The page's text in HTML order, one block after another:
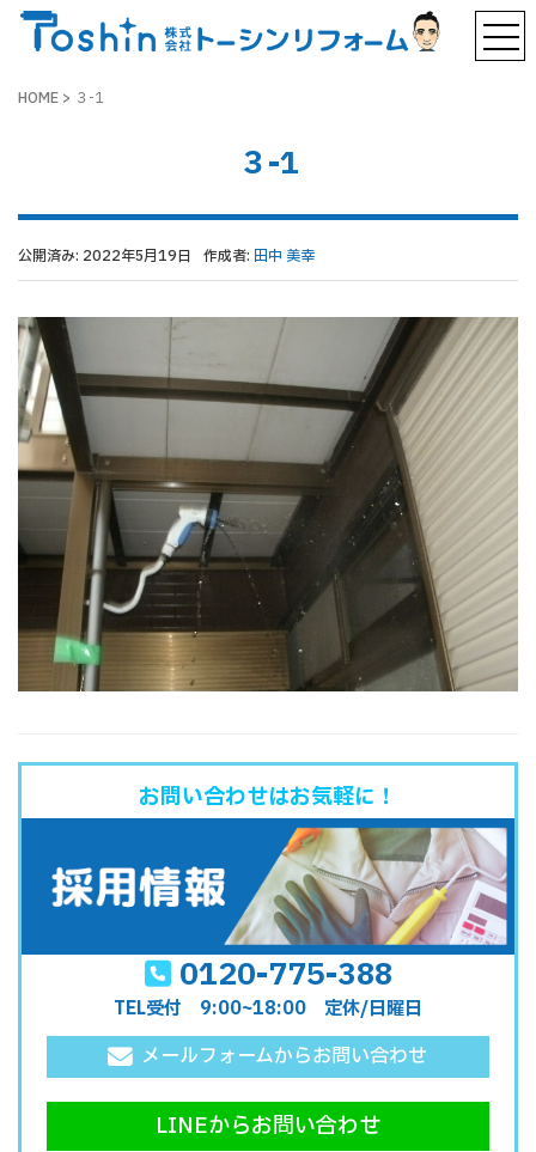
HOME > ３-1
３-1
公開済み: 2022年5月19日 作成者: 田中 美幸
お問い合わせはお気軽に！
0120-775-388
TEL受付 9:00~18:00 定休/日曜日
メールフォームからお問い合わせ
LINEからお問い合わせ